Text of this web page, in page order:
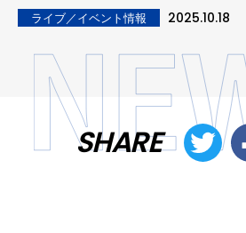
ライブ／イベント情報 2025.10.18
SHARE